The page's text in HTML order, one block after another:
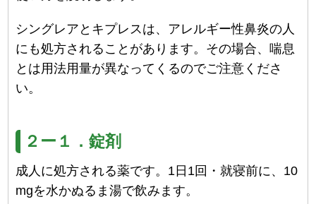
シングレアとキプレスは、アレルギー性鼻炎の人
にも処方されることがあります。その場合、喘息
とは用法用量が異なってくるのでご注意くださ
い。
２ー１．錠剤
成人に処方される薬です。1日1回・就寝前に、10
mgを水かぬるま湯で飲みます。